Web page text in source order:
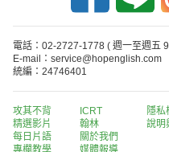
電話：02-2727-1778 ( 週一至週五
E-mail：service@hopenglish.com
統編：24746401
攻其不背
精選影片
每日片語
專欄教學
ICRT
翰林
關於我們
媒體報導
隱私
說明